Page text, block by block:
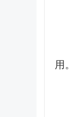
用。